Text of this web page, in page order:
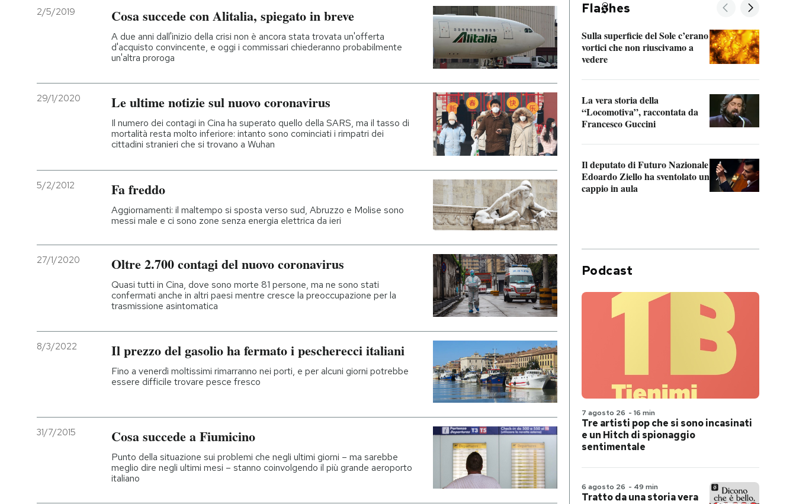
CALENDARIO
AREA PERSONALE
Entra
2/5/2019 Cosa succede con Alitalia, spiegato in breve
A due anni dall'inizio della crisi non è ancora stata trovata un'offerta
d'acquisto convincente, e oggi i commissari chiederanno probabilmente
un'altra proroga
29/1/2020 Le ultime notizie sul nuovo coronavirus
Il numero dei contagi in Cina ha superato quello della SARS, ma il tasso di
mortalità resta molto inferiore: intanto sono cominciati i rimpatri dei
cittadini stranieri che si trovano a Wuhan
5/2/2012 Fa freddo
Aggiornamenti: il maltempo si sposta verso sud, Abruzzo e Molise sono
messi male e ci sono zone senza energia elettrica da ieri
27/1/2020 Oltre 2.700 contagi del nuovo coronavirus
Quasi tutti in Cina, dove sono morte 81 persone, ma ne sono stati
confermati anche in altri paesi mentre cresce la preoccupazione per la
trasmissione asintomatica
8/3/2022 Il prezzo del gasolio ha fermato i pescherecci italiani
Fino a venerdì moltissimi rimarranno nei porti, e per alcuni giorni potrebbe
essere difficile trovare pesce fresco
31/7/2015 Cosa succede a Fiumicino
Punto della situazione sui problemi che negli ultimi giorni – ma sarebbe
meglio dire negli ultimi mesi – stanno coinvolgendo il più grande aeroporto
italiano
Fla hes
Sulla superficie del Sole c’erano
vortici che non riuscivamo a
vedere
La vera storia della
“Locomotiva”, raccontata da
Francesco Guccini
Il deputato di Futuro Nazionale
Edoardo Ziello ha sventolato un
cappio in aula
Podcast
7 agosto 26 - 16 min
Tre artisti pop che si sono incasinati
e un Hitch di spionaggio
sentimentale
6 agosto 26 - 49 min
Tratto da una storia vera